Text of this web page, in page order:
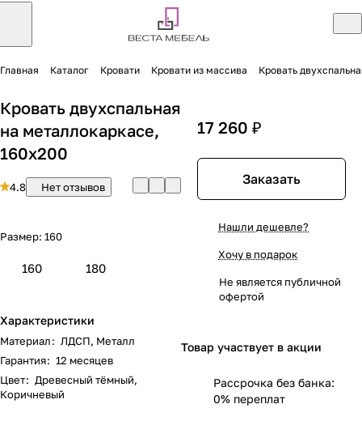
Главная Каталог Кровати Кровати из массива Кровать
Кровать двухспальная
на металлокаркасе,
160х200
4.8 Нет отзывов
Размер: 160
160 180
Характеристики
Материал: ЛДСП, Металл
Гарантия: 12 месяцев
Цвет: Древесный тёмный,
Коричневый
17 260 ₽
Заказать
Нашли дешевле?
Хочу в подарок
Не является публичной
офертой
Товар участвует в акции
Рассрочка без банка:
0% переплат